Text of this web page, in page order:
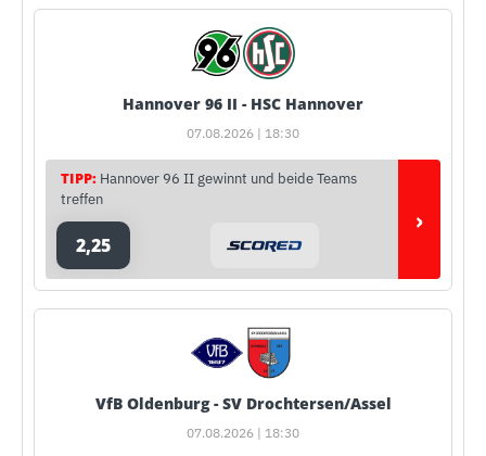
Hannover 96 II - HSC Hannover
07.08.2026 | 18:30
TIPP: Hannover 96 II gewinnt und beide Teams
treffen
2,25
›
VfB Oldenburg - SV Drochtersen/Assel
07.08.2026 | 18:30